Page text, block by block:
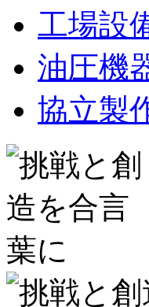
工場設
油圧機
協立製